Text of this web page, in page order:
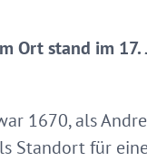
Ort stand im
1670, als
Standort für